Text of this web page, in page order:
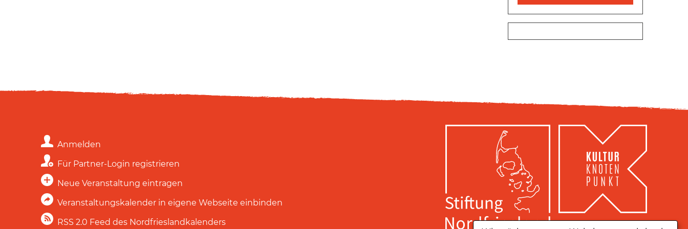
Anmelden
Für Partner-Login registrieren
Neue Veranstaltung eintragen
Veranstaltungskalender in eigene Webseite einbinden
RSS 2.0 Feed des Nordfrieslandkalenders